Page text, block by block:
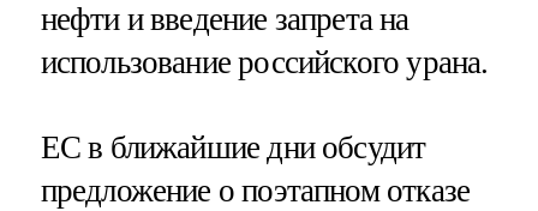
нефти и введение запрета на
использование российского урана.
ЕС в ближайшие дни обсудит
предложение о поэтапном отказе